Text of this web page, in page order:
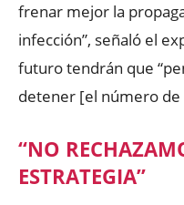
frenar mejor la
infección”, señaló el
futuro tendrán que
detener [el número de
“NO
ESTRATEGIA”